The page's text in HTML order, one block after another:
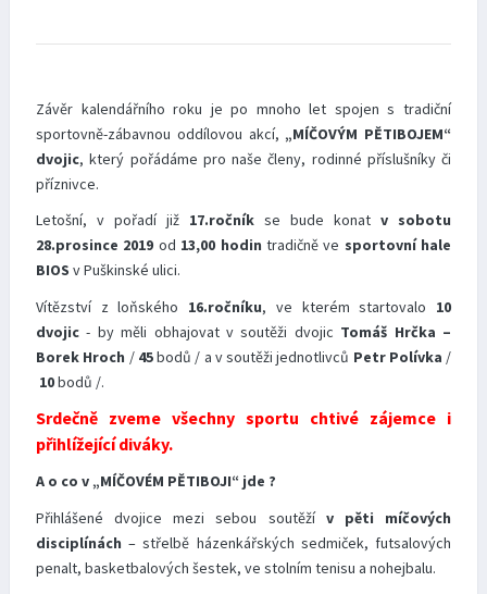
Závěr kalendářního roku je po mnoho let spojen s tradiční
sportovně-zábavnou oddílovou akcí, „MÍČOVÝM PĚTIBOJEM“
dvojic, který pořádáme pro naše členy, rodinné příslušníky či
příznivce.
Letošní, v pořadí již 17.ročník se bude konat v sobotu
28.prosince 2019 od 13,00 hodin tradičně ve sportovní hale
BIOS v Puškinské ulici.
Vítězství z loňského 16.ročníku, ve kterém startovalo 10
dvojic - by měli obhajovat v soutěži dvojic Tomáš Hrčka –
Borek Hroch / 45bodů / a v soutěži jednotlivců Petr Polívka /
10bodů /.
Srdečně zveme všechny sportu chtivé zájemce i
přihlížející diváky.
A o co v „MÍČOVÉM PĚTIBOJI“ jde ?
Přihlášené dvojice mezi sebou soutěží v pěti míčových
disciplínách– střelbě házenkářských sedmiček, futsalových
penalt, basketbalových šestek, ve stolním tenisu a nohejbalu.